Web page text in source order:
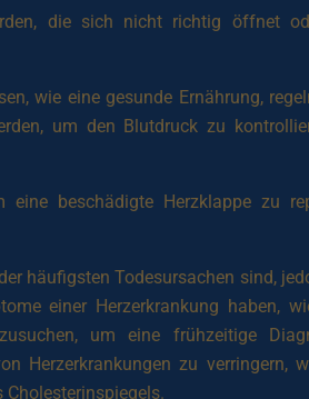
die sich nicht richtig öffnet
wie eine gesunde Ernährung,
um den Blutdruck zu
beschädigte Herzklappe zu
häufigsten Todesursachen sind,
einer Herzerkrankung haben,
um eine frühzeitige
Herzerkrankungen zu verringern,